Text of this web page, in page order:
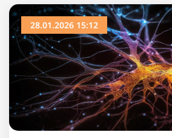
28.01.2026 15:12